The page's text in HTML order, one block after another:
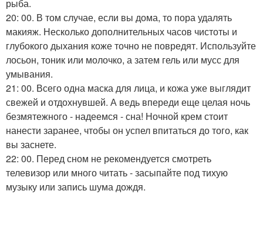
рыба.
20: 00. В том случае, если вы дома, то пора удалять
макияж. Несколько дополнительных часов чистоты и
глубокого дыхания коже точно не повредят. Используйте
лосьон, тоник или молочко, а затем гель или мусс для
умывания.
21: 00. Всего одна маска для лица, и кожа уже выглядит
свежей и отдохнувшей. А ведь впереди еще целая ночь
безмятежного - надеемся - сна! Ночной крем стоит
нанести заранее, чтобы он успел впитаться до того, как
вы заснете.
22: 00. Перед сном не рекомендуется смотреть
телевизор или много читать - засыпайте под тихую
музыку или запись шума дождя.